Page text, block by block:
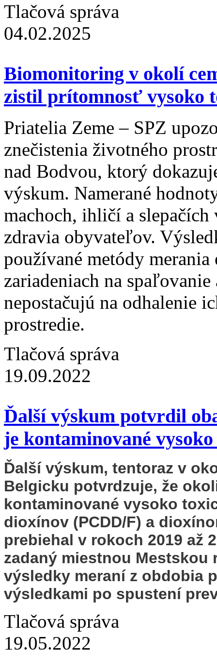
Tlačová správa
04.02.2025
Biomonitoring v okolí
zistil prítomnosť vysoko
Priatelia Zeme – SPZ
znečistenia životného
nad Bodvou, ktorý
výskum. Namerané
machoch, ihličí a slepačích
zdravia obyvateľov.
používané metódy
zariadeniach na
nepostačujú na odhalenie
prostredie.
Tlačová správa
19.09.2022
Ďalší výskum potvrdil
je kontaminované
Ďalší výskum, tentoraz v
Belgicku potvrdzuje, že
kontaminované vysoko
dioxínov (PCDD/F) a
prebiehal v rokoch 2019 až
zadaný miestnou
výsledky meraní z obdobia
výsledkami po spustení
Tlačová správa
19.05.2022